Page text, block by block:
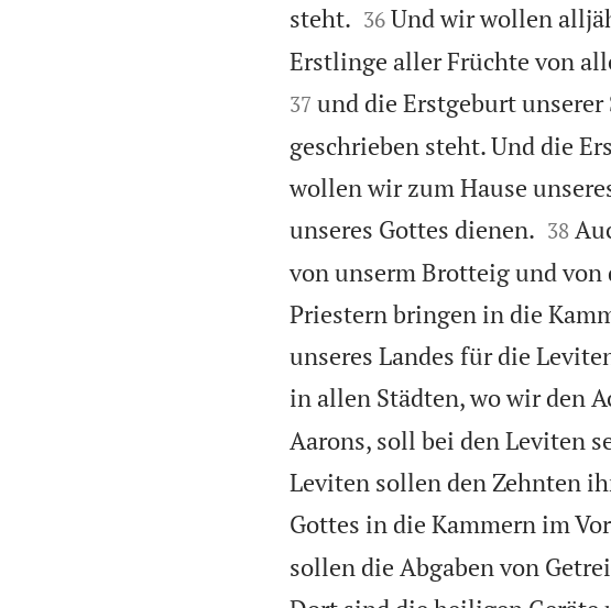
steht.
36 Und wir wollen
Erstlinge aller Früchte von
37 und die Erstgeburt unserer
geschrieben steht. Und die
wollen wir zum Hause
unseres Gottes dienen.
38
von unserm Brotteig und von
Priestern bringen in die
unseres Landes für die
in allen Städten, wo wir den
Aarons, soll bei den Leviten
Leviten sollen den Zehnten
Gottes in die Kammern im
sollen die Abgaben von